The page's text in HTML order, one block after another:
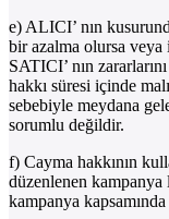
e) ALICI’ nın
bir azalma olursa veya
SATICI’ nın
hakkı süresi içinde
sebebiyle meydana
sorumlu değildir.
f) Cayma hakkının
düzenlenen kampanya
kampanya